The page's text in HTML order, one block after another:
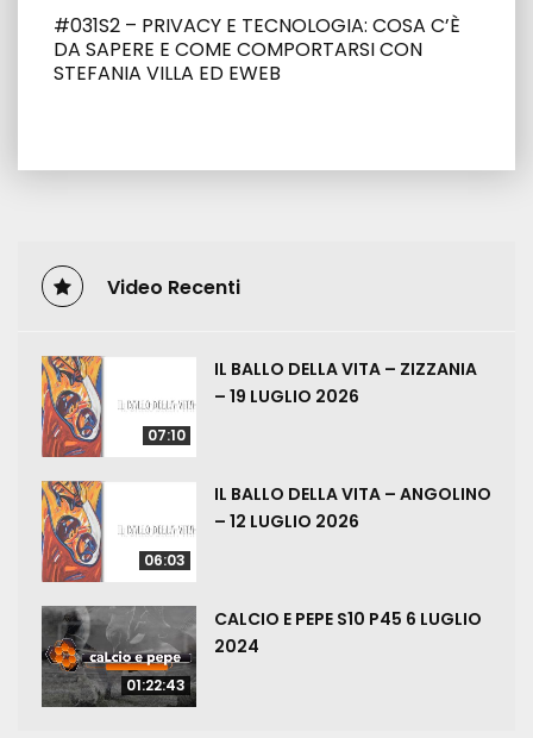
#031S2 – PRIVACY E TECNOLOGIA: COSA C’È
DA SAPERE E COME COMPORTARSI CON
STEFANIA VILLA ED EWEB
Video Recenti
07:10
IL BALLO DELLA VITA – ZIZZANIA
– 19 LUGLIO 2026
06:03
IL BALLO DELLA VITA – ANGOLINO
– 12 LUGLIO 2026
01:22:43
CALCIO E PEPE S10 P45 6 LUGLIO
2024